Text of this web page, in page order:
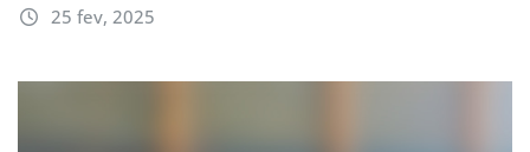
25 fev, 2025